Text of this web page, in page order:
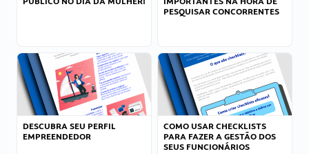
PESQUISAR CONCORRENTES
DESCUBRA SEU PERFIL
EMPREENDEDOR
COMO USAR CHECKLISTS
PARA FAZER A GESTÃO DOS
SEUS FUNCIONÁRIOS